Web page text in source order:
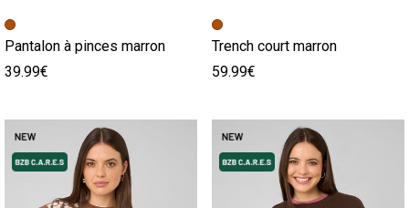
Image précédente
Image suivante
Pantalon à pinces marron
39.99€
Image précédente
Image suivante
Trench court marron
59.99€